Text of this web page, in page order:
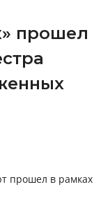
прошел
прошел в рамках